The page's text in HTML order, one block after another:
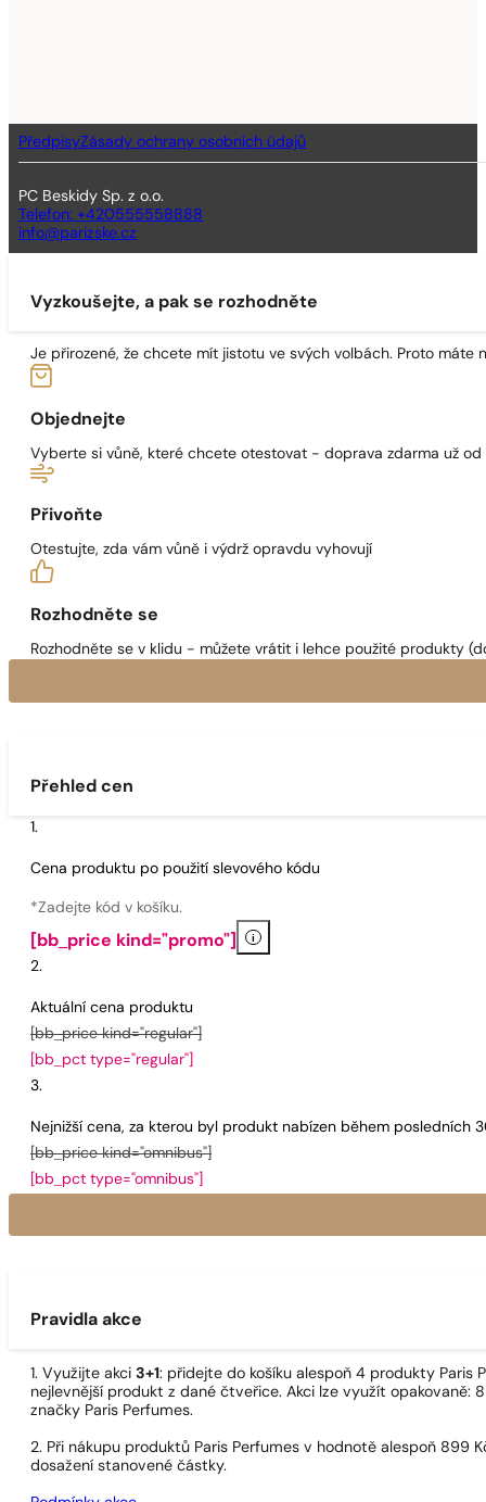
PředpisyZásady ochrany osobních údajů
PC Beskidy Sp. z o.o.
Telefon: +420555558888
info@parizske.cz
Vyzkoušejte, a pak se rozhodněte
Je přirozené, že chcete mít jistotu ve svých volbách. Proto máte
Objednejte
Vyberte si vůně, které chcete otestovat - doprava zdarma už
Přivoňte
Otestujte, zda vám vůně i výdrž opravdu vyhovují
Rozhodněte se
Rozhodněte se v klidu - můžete vrátit i lehce použité produkty
Přehled cen
Cena produktu po použití slevového kódu
*Zadejte kód v košíku.
[bb_price kind="promo"] i
Aktuální cena produktu
[bb_price kind="regular"]
[bb_pct type="regular"]
Nejnižší cena, za kterou byl produkt nabízen během posledních
[bb_price kind="omnibus"]
[bb_pct type="omnibus"]
Pravidla akce
1. Využijte akci 3+1: přidejte do košíku alespoň 4 produkty
nejlevnější produkt z dané čtveřice. Akci lze využít opakovaně:
značky Paris Perfumes.
2. Při nákupu produktů Paris Perfumes v hodnotě alespoň
dosažení stanovené částky.